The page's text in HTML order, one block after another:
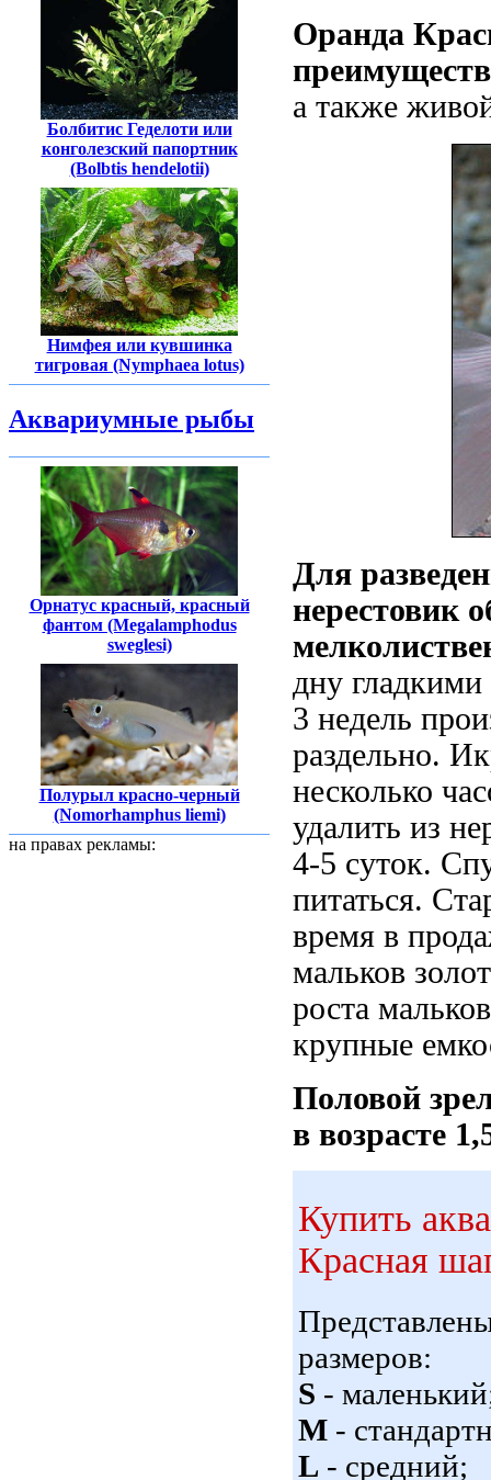
Болбитис Геделоти или
конголезский папортник
(Bolbtis hendelotii)
Нимфея или кувшинка
тигровая (Nymphaea lotus)
Аквариумные рыбы
Орнатус красный, красный
фантом (Megalamphodus
sweglesi)
Полурыл красно-черный
(Nomorhamphus liemi)
на правах рекламы:
Оранда
а также
Для
нерестовик
дну
3 недель
раздельно.
несколько
удалить из
4-5 суток.
питаться.
время в
мальков
роста
крупные
Половой
в возрасте
Купить
Красная
размеров:
S -
M -
L - средний;